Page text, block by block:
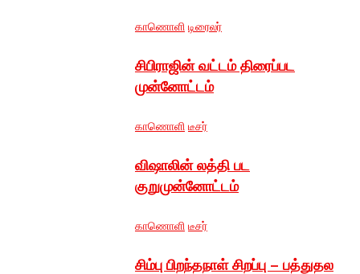
காணொளி டிரைலர்
சிபிராஜின் வட்டம் திரைப்பட
முன்னோட்டம்
காணொளி டீசர்
விஷாலின் லத்தி பட
குறுமுன்னோட்டம்
காணொளி டீசர்
சிம்பு பிறந்தநாள் சிறப்பு – பத்துதல